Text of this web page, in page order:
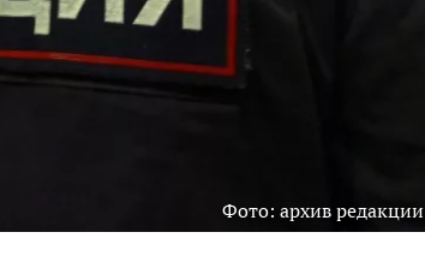
Фото: архив редакции